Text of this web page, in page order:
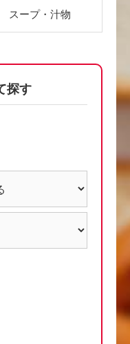
スープ・汁物
探す